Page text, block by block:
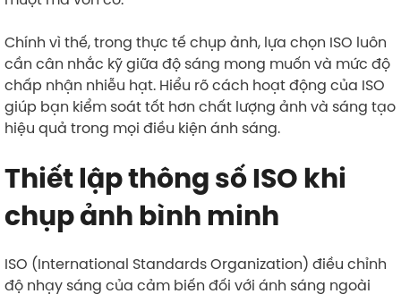
Chính vì thế, trong thực tế chụp ảnh, lựa chọn ISO luôn
cần cân nhắc kỹ giữa độ sáng mong muốn và mức độ
chấp nhận nhiễu hạt. Hiểu rõ cách hoạt động của ISO
giúp bạn kiểm soát tốt hơn chất lượng ảnh và sáng tạo
hiệu quả trong mọi điều kiện ánh sáng.
Thiết lập thông số ISO khi
chụp ảnh bình minh
ISO (International Standards Organization) điều chỉnh
độ nhạy sáng của cảm biến đối với ánh sáng ngoài